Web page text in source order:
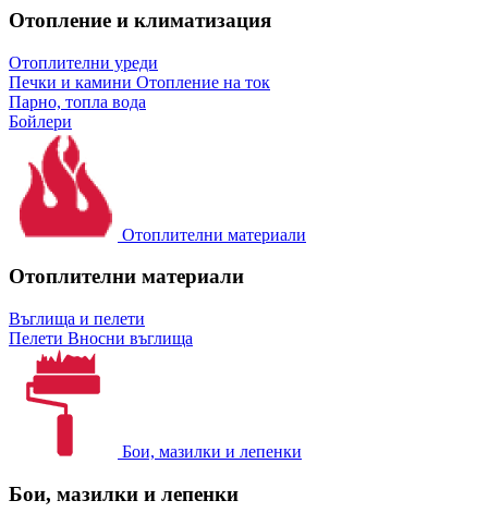
Отопление и климатизация
Отоплителни уреди
Печки и камини Отопление на ток
Парно, топла вода
Бойлери
Отоплителни материали
Отоплителни материали
Въглища и пелети
Пелети Вносни въглища
Бои, мазилки и лепенки
Бои, мазилки и лепенки